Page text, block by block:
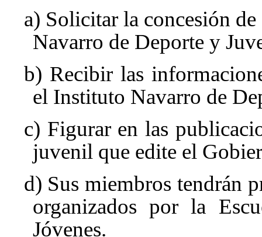
a) Solicitar la concesión
Navarro de Deporte y
b) Recibir las
el Instituto Navarro de
c) Figurar en las
juvenil que edite el
d) Sus miembros tendrán
organizados por la
Jóvenes.